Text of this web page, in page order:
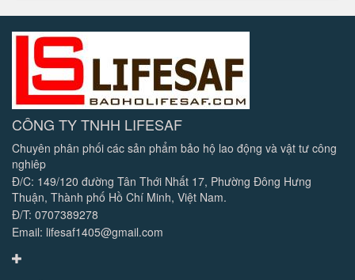
CÔNG TY TNHH LIFESAF
Chuyên phân phối các sản phẩm bảo hộ lao động và vật tư công
nghiêp
Đ/C: 149/120 đường Tân Thới Nhất 17, Phường Đông Hưng
Thuận, Thành phố Hồ Chí Minh, Việt Nam.
Đ/T: 0707389278
Email: lifesaf1405@gmail.com